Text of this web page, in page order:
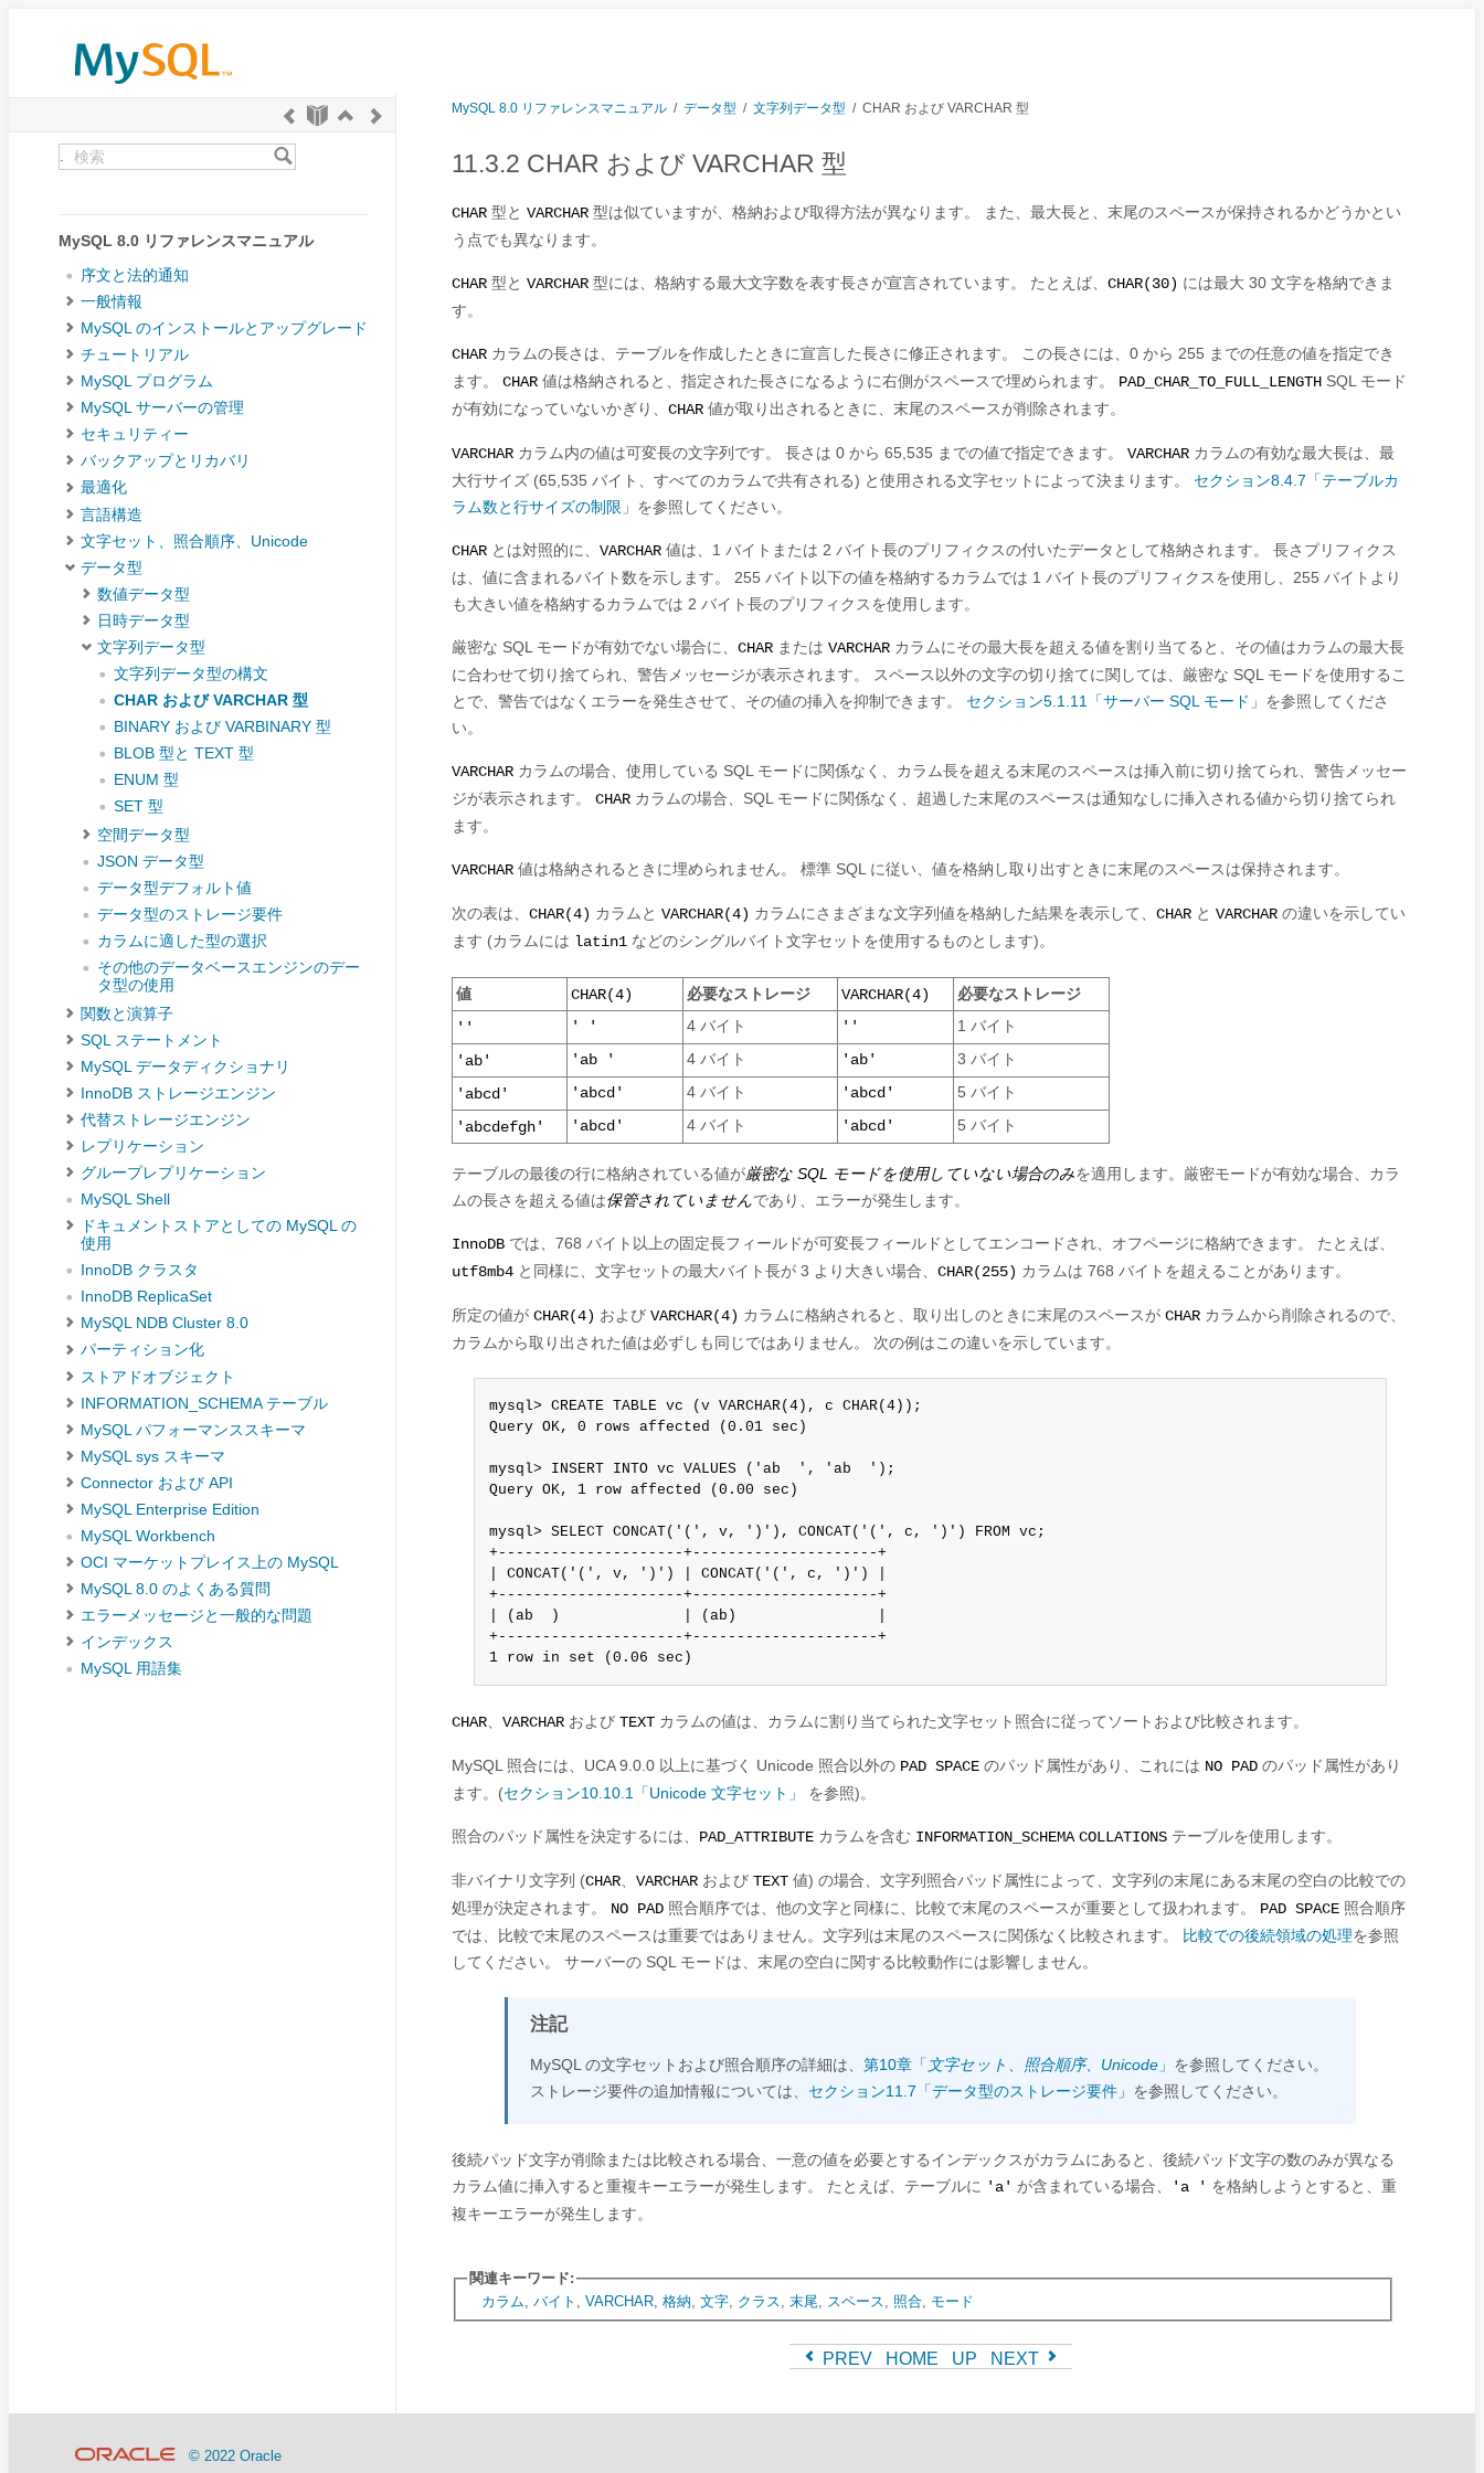
MySQL 8.0 リファレンスマニュアル
序文と法的通知
一般情報
MySQL のインストールとアップグレード
チュートリアル
MySQL プログラム
MySQL サーバーの管理
セキュリティー
バックアップとリカバリ
最適化
言語構造
文字セット、照合順序、Unicode
データ型
数値データ型
日時データ型
文字列データ型
文字列データ型の構文
CHAR および VARCHAR 型
BINARY および VARBINARY 型
BLOB 型と TEXT 型
ENUM 型
SET 型
空間データ型
JSON データ型
データ型デフォルト値
データ型のストレージ要件
カラムに適した型の選択
その他のデータベースエンジンのデー
タ型の使用
関数と演算子
SQL ステートメント
MySQL データディクショナリ
InnoDB ストレージエンジン
代替ストレージエンジン
レプリケーション
グループレプリケーション
MySQL Shell
ドキュメントストアとしての MySQL の
使用
InnoDB クラスタ
InnoDB ReplicaSet
MySQL NDB Cluster 8.0
パーティション化
ストアドオブジェクト
INFORMATION_SCHEMA テーブル
MySQL パフォーマンススキーマ
MySQL sys スキーマ
Connector および API
MySQL Enterprise Edition
MySQL Workbench
OCI マーケットプレイス上の MySQL
MySQL 8.0 のよくある質問
エラーメッセージと一般的な問題
インデックス
MySQL 用語集
MySQL 8.0 リファレンスマニュアル / データ型 / 文字列データ型 / CHAR および VARCHAR 型
11.3.2 CHAR および VARCHAR 型
CHAR 型と VARCHAR 型は似ていますが、格納および取得方法が異なります。 また、最大長と、末尾のスペースが保持されるかどうかとい
う点でも異なります。
CHAR 型と VARCHAR 型には、格納する最大文字数を表す長さが宣言されています。 たとえば、 CHAR(30) には最大 30 文字を格納できま
す。
CHAR カラムの長さは、テーブルを作成したときに宣言した長さに修正されます。 この長さには、0 から 255 までの任意の値を指定でき
ます。 CHAR 値は格納されると、指定された長さになるように右側がスペースで埋められます。 PAD_CHAR_TO_FULL_LENGTH SQL モード
が有効になっていないかぎり、 CHAR 値が取り出されるときに、末尾のスペースが削除されます。
VARCHAR カラム内の値は可変長の文字列です。 長さは 0 から 65,535 までの値で指定できます。 VARCHAR カラムの有効な最大長は、最
大行サイズ (65,535 バイト、すべてのカラムで共有される) と使用される文字セットによって決まります。 セクション8.4.7「テーブルカ
ラム数と行サイズの制限」 を参照してください。
CHAR とは対照的に、 VARCHAR 値は、1 バイトまたは 2 バイト長のプリフィクスの付いたデータとして格納されます。 長さプリフィクス
は、値に含まれるバイト数を示します。 255 バイト以下の値を格納するカラムでは 1 バイト長のプリフィクスを使用し、255 バイトより
も大きい値を格納するカラムでは 2 バイト長のプリフィクスを使用します。
厳密な SQL モードが有効でない場合に、 CHAR または VARCHAR カラムにその最大長を超える値を割り当てると、その値はカラムの最大長
に合わせて切り捨てられ、警告メッセージが表示されます。 スペース以外の文字の切り捨てに関しては、厳密な SQL モードを使用するこ
とで、警告ではなくエラーを発生させて、その値の挿入を抑制できます。 セクション5.1.11「サーバー SQL モード」 を参照してくださ
い。
VARCHAR カラムの場合、使用している SQL モードに関係なく、カラム長を超える末尾のスペースは挿入前に切り捨てられ、警告メッセー
ジが表示されます。 CHAR カラムの場合、SQL モードに関係なく、超過した末尾のスペースは通知なしに挿入される値から切り捨てられ
ます。
VARCHAR 値は格納されるときに埋められません。 標準 SQL に従い、値を格納し取り出すときに末尾のスペースは保持されます。
次の表は、 CHAR(4) カラムと VARCHAR(4) カラムにさまざまな文字列値を格納した結果を表示して、 CHAR と VARCHAR の違いを示してい
ます (カラムには latin1 などのシングルバイト文字セットを使用するものとします)。
値 CHAR(4) 必要なストレージ VARCHAR(4) 必要なストレージ
'' ' ' 4 バイト '' 1 バイト
'ab' 'ab ' 4 バイト 'ab' 3 バイト
'abcd' 'abcd' 4 バイト 'abcd' 5 バイト
'abcdefgh' 'abcd' 4 バイト 'abcd' 5 バイト
テーブルの最後の行に格納されている値が厳密な SQL モードを使用していない場合のみを適用します。厳密モードが有効な場合、カラ
ムの長さを超える値は保管されていませんであり、エラーが発生します。
InnoDB では、768 バイト以上の固定長フィールドが可変長フィールドとしてエンコードされ、オフページに格納できます。 たとえば、
utf8mb4 と同様に、文字セットの最大バイト長が 3 より大きい場合、 CHAR(255) カラムは 768 バイトを超えることがあります。
所定の値が CHAR(4) および VARCHAR(4) カラムに格納されると、取り出しのときに末尾のスペースが CHAR カラムから削除されるので、
カラムから取り出された値は必ずしも同じではありません。 次の例はこの違いを示しています。
mysql> CREATE TABLE vc (v VARCHAR(4), c CHAR(4));
Query OK, 0 rows affected (0.01 sec)
mysql> INSERT INTO vc VALUES ('ab  ', 'ab  ');
Query OK, 1 row affected (0.00 sec)
mysql> SELECT CONCAT('(', v, ')'), CONCAT('(', c, ')') FROM vc;
+---------------------+---------------------+
| CONCAT('(', v, ')') | CONCAT('(', c, ')') |
+---------------------+---------------------+
| (ab  )              | (ab)                |
+---------------------+---------------------+
1 row in set (0.06 sec)
CHAR VARCHAR および TEXT カラムの値は、カラムに割り当てられた文字セット照合に従ってソートおよび比較されます。
MySQL 照合には、UCA 9.0.0 以上に基づく Unicode 照合以外の PAD SPACE のパッド属性があり、これには NO PAD のパッド属性があり
ます。(セクション10.10.1「Unicode 文字セット」 を参照)。
照合のパッド属性を決定するには、 PAD_ATTRIBUTE カラムを含む INFORMATION_SCHEMA COLLATIONS テーブルを使用します。
非バイナリ文字列 (CHAR VARCHAR および TEXT 値) の場合、文字列照合パッド属性によって、文字列の末尾にある末尾の空白の比較での
処理が決定されます。 NO PAD 照合順序では、他の文字と同様に、比較で末尾のスペースが重要として扱われます。 PAD SPACE 照合順序
では、比較で末尾のスペースは重要ではありません。文字列は末尾のスペースに関係なく比較されます。
比較での後続領域の処理を参照
してください。 サーバーの SQL モードは、末尾の空白に関する比較動作には影響しません。
注記
MySQL の文字セットおよび照合順序の詳細は、 第10章「 文字セット、照合順序、Unicode 」 を参照してください。
ストレージ要件の追加情報については、 セクション11.7「データ型のストレージ要件」 を参照してください。
後続パッド文字が削除または比較される場合、一意の値を必要とするインデックスがカラムにあると、後続パッド文字の数のみが異なる
カラム値に挿入すると重複キーエラーが発生します。 たとえば、テーブルに 'a' が含まれている場合、 'a ' を格納しようとすると、重
複キーエラーが発生します。
関連キーワード:
カラム バイト VARCHAR, 格納 文字, クラス 末尾 スペース 照合, モード
PREV HOME UP NEXT
© 2022 Oracle